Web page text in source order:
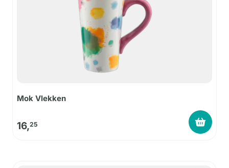
Mok Vlekken
16,25